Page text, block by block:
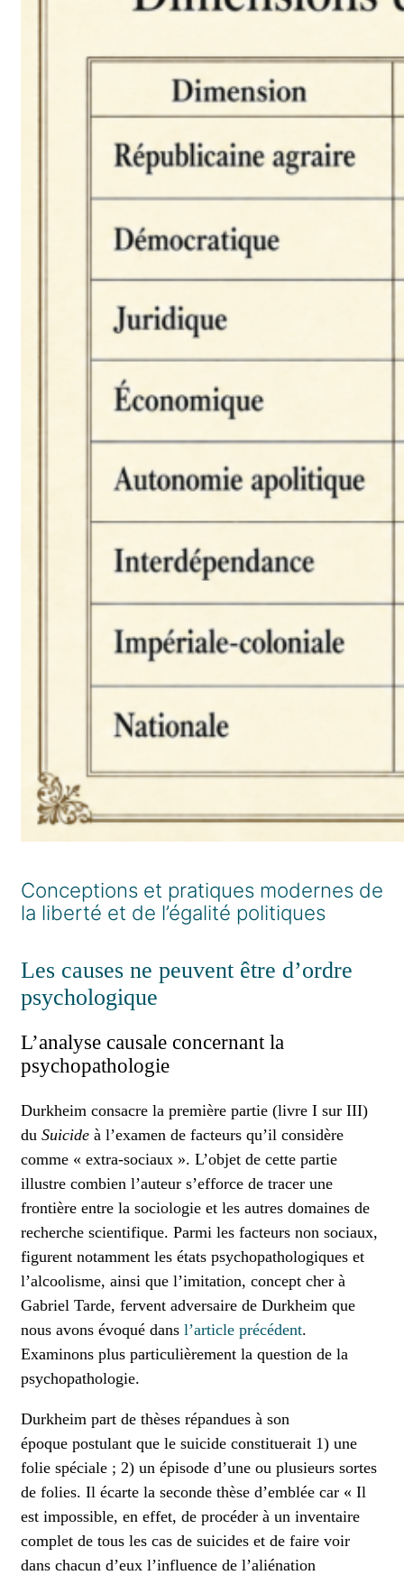
Conceptions et pratiques modernes de
la liberté et de l’égalité politiques
Les causes ne peuvent être d’ordre
psychologique
L’analyse causale concernant la
psychopathologie
Durkheim consacre la première partie (livre I sur III)
du Suicide à l’examen de facteurs qu’il considère
comme « extra-sociaux ». L’objet de cette partie
illustre combien l’auteur s’efforce de tracer une
frontière entre la sociologie et les autres domaines de
recherche scientifique. Parmi les facteurs non sociaux,
figurent notamment les états psychopathologiques et
l’alcoolisme, ainsi que l’imitation, concept cher à
Gabriel Tarde, fervent adversaire de Durkheim que
nous avons évoqué dans l’article précédent.
Examinons plus particulièrement la question de la
psychopathologie.
Durkheim part de thèses répandues à son
époque postulant que le suicide constituerait 1) une
folie spéciale ; 2) un épisode d’une ou plusieurs sortes
de folies. Il écarte la seconde thèse d’emblée car « Il
est impossible, en effet, de procéder à un inventaire
complet de tous les cas de suicides et de faire voir
dans chacun d’eux l’influence de l’aliénation